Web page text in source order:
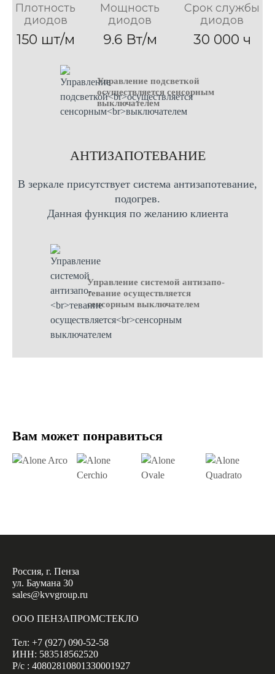
Вам может понравиться
Плотность
диодов
150 шт/м
Мощность
диодов
9.6 Вт/м
Срок службы
диодов
30 000 ч
Управление подсветкой
осуществляется сенсорным
выключателем
AНТИЗАПОТЕВАНИЕ
В зеркале присутствует система антизапотевание,
подогрев.
Данная функция по желанию клиента
Управление системой антизапо-
тевание осуществляется
сенсорным выключателем
Россия, г. Пенза
ул. Баумана 30
sales@kvvgroup.ru
ООО ПЕНЗАПРОМСТЕКЛО
Тел: +7 (927) 090-52-58
ИНН: 583518562520
Р/с : 40802810801330001927